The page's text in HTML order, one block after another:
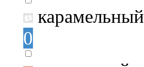
карамельный
0